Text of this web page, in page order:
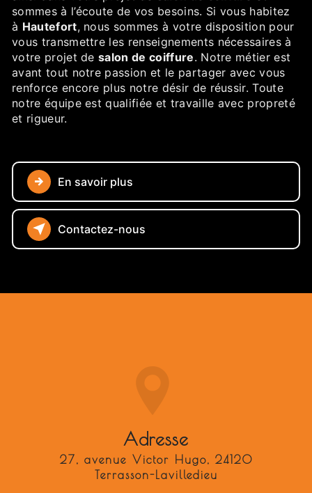
sommes à l’écoute de vos besoins. Si vous habitez
à Hautefort, nous sommes à votre disposition pour
vous transmettre les renseignements nécessaires à
votre projet desalon de coiffure. Notre métier est
avant tout notre passion et le partager avec vous
renforce encore plus notre désir de réussir. Toute
notre équipe est qualifiée et travaille avec propreté
et rigueur.
En savoir plus
Contactez-nous
Adresse
27, avenue Victor Hugo, 24120
Terrasson-Lavilledieu